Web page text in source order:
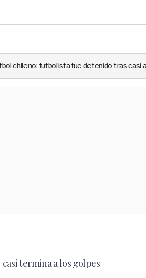
Noticia
detenido tras casi atropellar a un
termina a los golpes